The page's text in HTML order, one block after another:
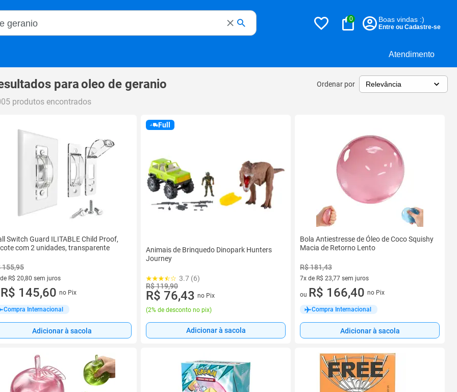
Atendimento
Magalu
0 Boas vindas :)
Entre ou Cadastre-se
paraoleo de geranio Ordenar por
produtos encontrados
Switch Guard ILITABLE Child Proof,
com 2 unidades, transparente
155,95
R$ 20,80 sem juros
de R$ 20,80 sem juros
R$ 145,60 no Pix
Compra Internacional
Adicionar à sacola
Full
Animais de Brinquedo Dinopark Hunters
Journey
3.7 (6)
R$ 119,90
R$ 76,43 no Pix
(2% de desconto no pix)
Adicionar à sacola
Bola Antiestresse de Óleo de Coco Squishy
Macia de Retorno Lento
R$ 181,43
7x de R$ 23,77 sem juros
7 vez de R$ 23,77 sem juros
ou R$ 166,40 no Pix
Compra Internacional
Adicionar à sacola